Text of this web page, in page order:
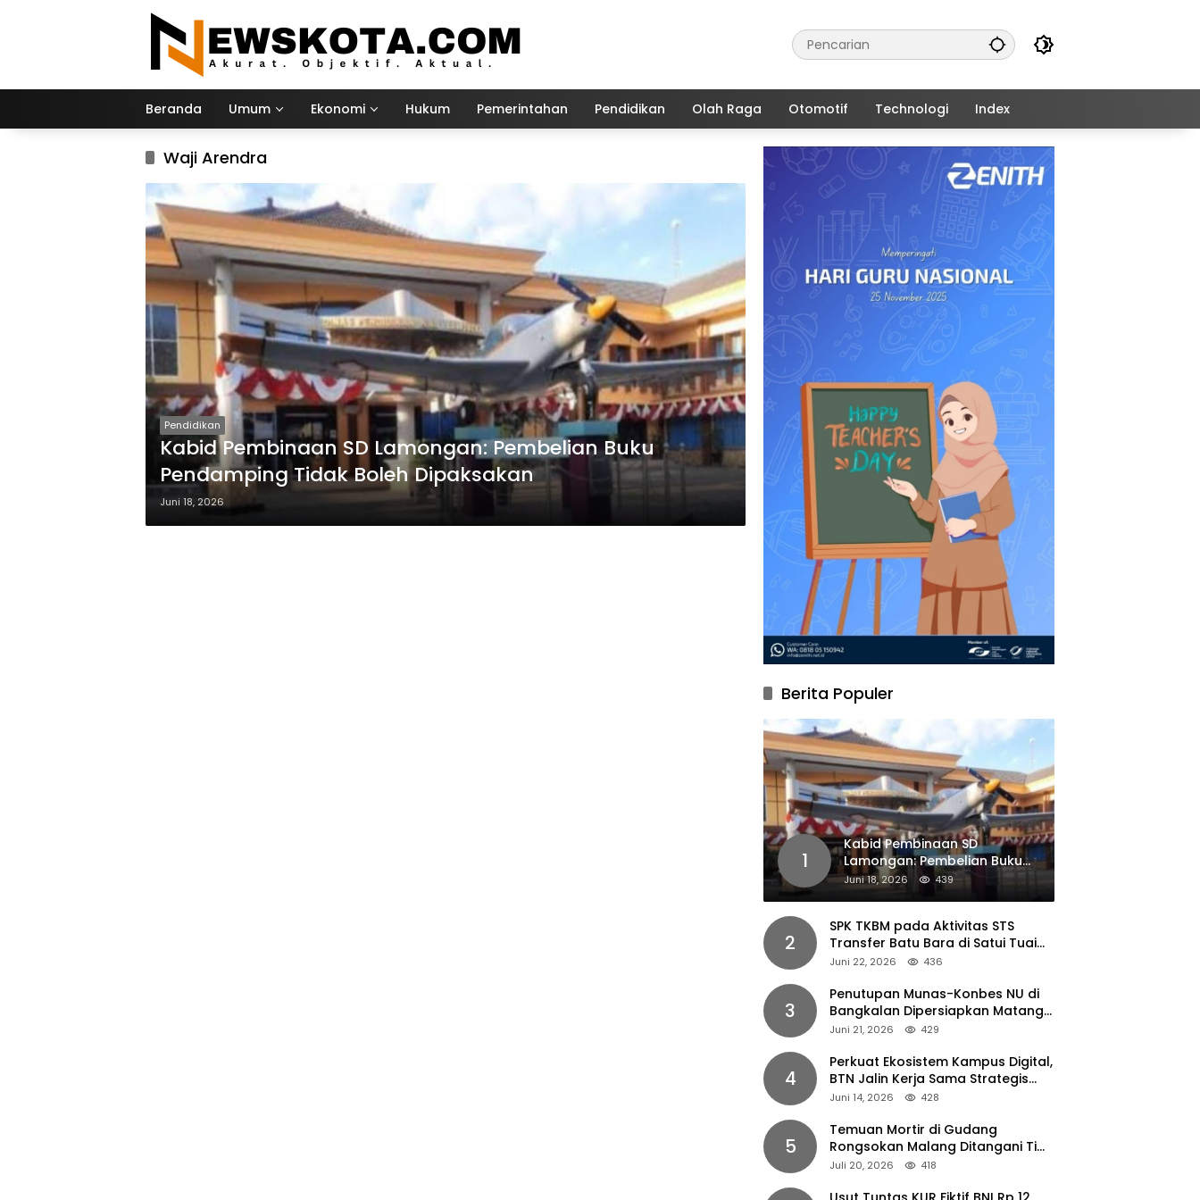
Beranda Umum Ekonomi Hukum Pemerintahan Pendidikan Olah Raga Otomotif Technologi Index
Waji Arendra
Pendidikan
Kabid Pembinaan SD Lamongan: Pembelian Buku
Pendamping Tidak Boleh Dipaksakan
Juni 18, 2026
Berita Populer
1
Kabid Pembinaan SD
Lamongan: Pembelian Buku
Pendamping Tidak Boleh
Dipaksakan
Juni 18, 2026 439
2
SPK TKBM pada Aktivitas STS
Transfer Batu Bara di Satui Tuai
Sorotan
Juni 22, 2026 436
3
Penutupan Munas-Konbes NU di
Bangkalan Dipersiapkan Matang,
Gus Ipul Turun Tangan
Juni 21, 2026 429
4
Perkuat Ekosistem Kampus Digital,
BTN Jalin Kerja Sama Strategis
dengan UNAIR
Juni 14, 2026 428
5
Temuan Mortir di Gudang
Rongsokan Malang Ditangani Tim
Gegana Polda Jatim
Juli 20, 2026 418